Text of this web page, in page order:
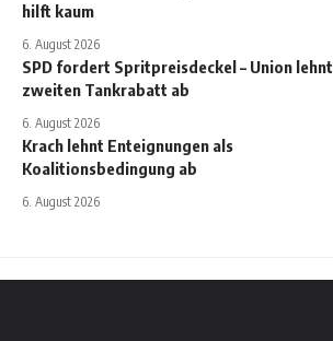
hilft kaum
6. August 2026
SPD fordert Spritpreisdeckel – Union lehnt
zweiten Tankrabatt ab
6. August 2026
Krach lehnt Enteignungen als
Koalitionsbedingung ab
6. August 2026